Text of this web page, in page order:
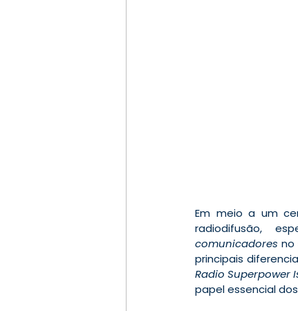
Em meio a um
comunicadores no
principais
Radio Superpower
papel essencial dos